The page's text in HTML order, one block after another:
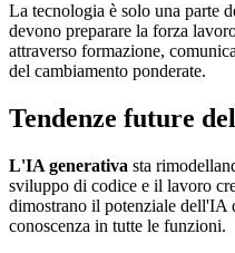
La tecnologia è solo una parte
devono preparare la forza
attraverso formazione,
del cambiamento ponderate.
Tendenze future
L'IA generativa sta
sviluppo di codice e il lavoro
dimostrano il potenziale dell'IA
conoscenza in tutte le funzioni.